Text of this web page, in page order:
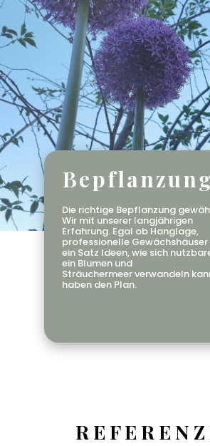
Die richtige Bepflanzung
Wir mit unserer langjährigen
Erfahrung. Egal ob Hanglage,
professionelle Gewächshäuser
ein Satz Ideen, wie sich
ein Blumen und
Sträuchermeer verwandeln
haben den Plan.
R E F E R E N